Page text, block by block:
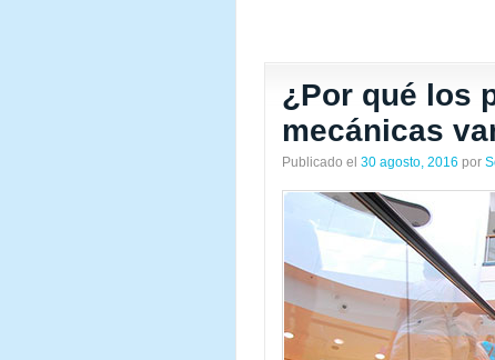
¿Por qué los
mecánicas
Publicado el 30 agosto, 2016 por